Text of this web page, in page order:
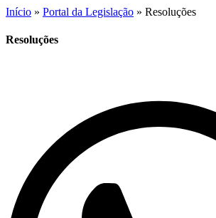
Início » Portal da Legislação » Resoluções
Resoluções